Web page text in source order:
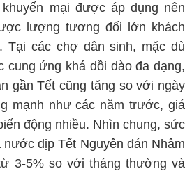
mại được áp dụng nên
lượng tương đối lớn khách
Tại các chợ dân sinh, mặc dù
cung ứng khá dồi dào đa dạng,
gần Tết cũng tăng so với ngày
mạnh như các năm trước, giá
động nhiều. Nhìn chung, sức
nước dịp Tết Nguyên đán Nhâm
3-5% so với tháng thường và